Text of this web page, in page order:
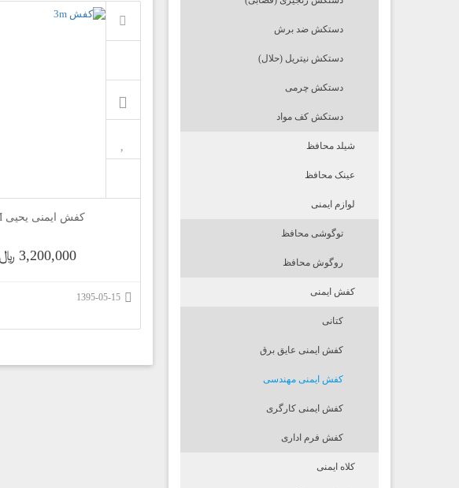
دستکش ضد برش
دستکش نیتریل (حلال)
دستکش چرمی
دستکش کف مواد
شیلد محافظ
عینک محافظ
لوازم ایمنی
توگوشی محافظ
روگوش محافظ
کفش ایمنی
کتانی
کفش ایمنی عایق برق
کفش ایمنی مهندسی
کفش ایمنی کارگری
کفش فرم اداری
کلاه ایمنی
کفش ایمنی یحیی 3M
3,200,000 ﷼
1395-05-15